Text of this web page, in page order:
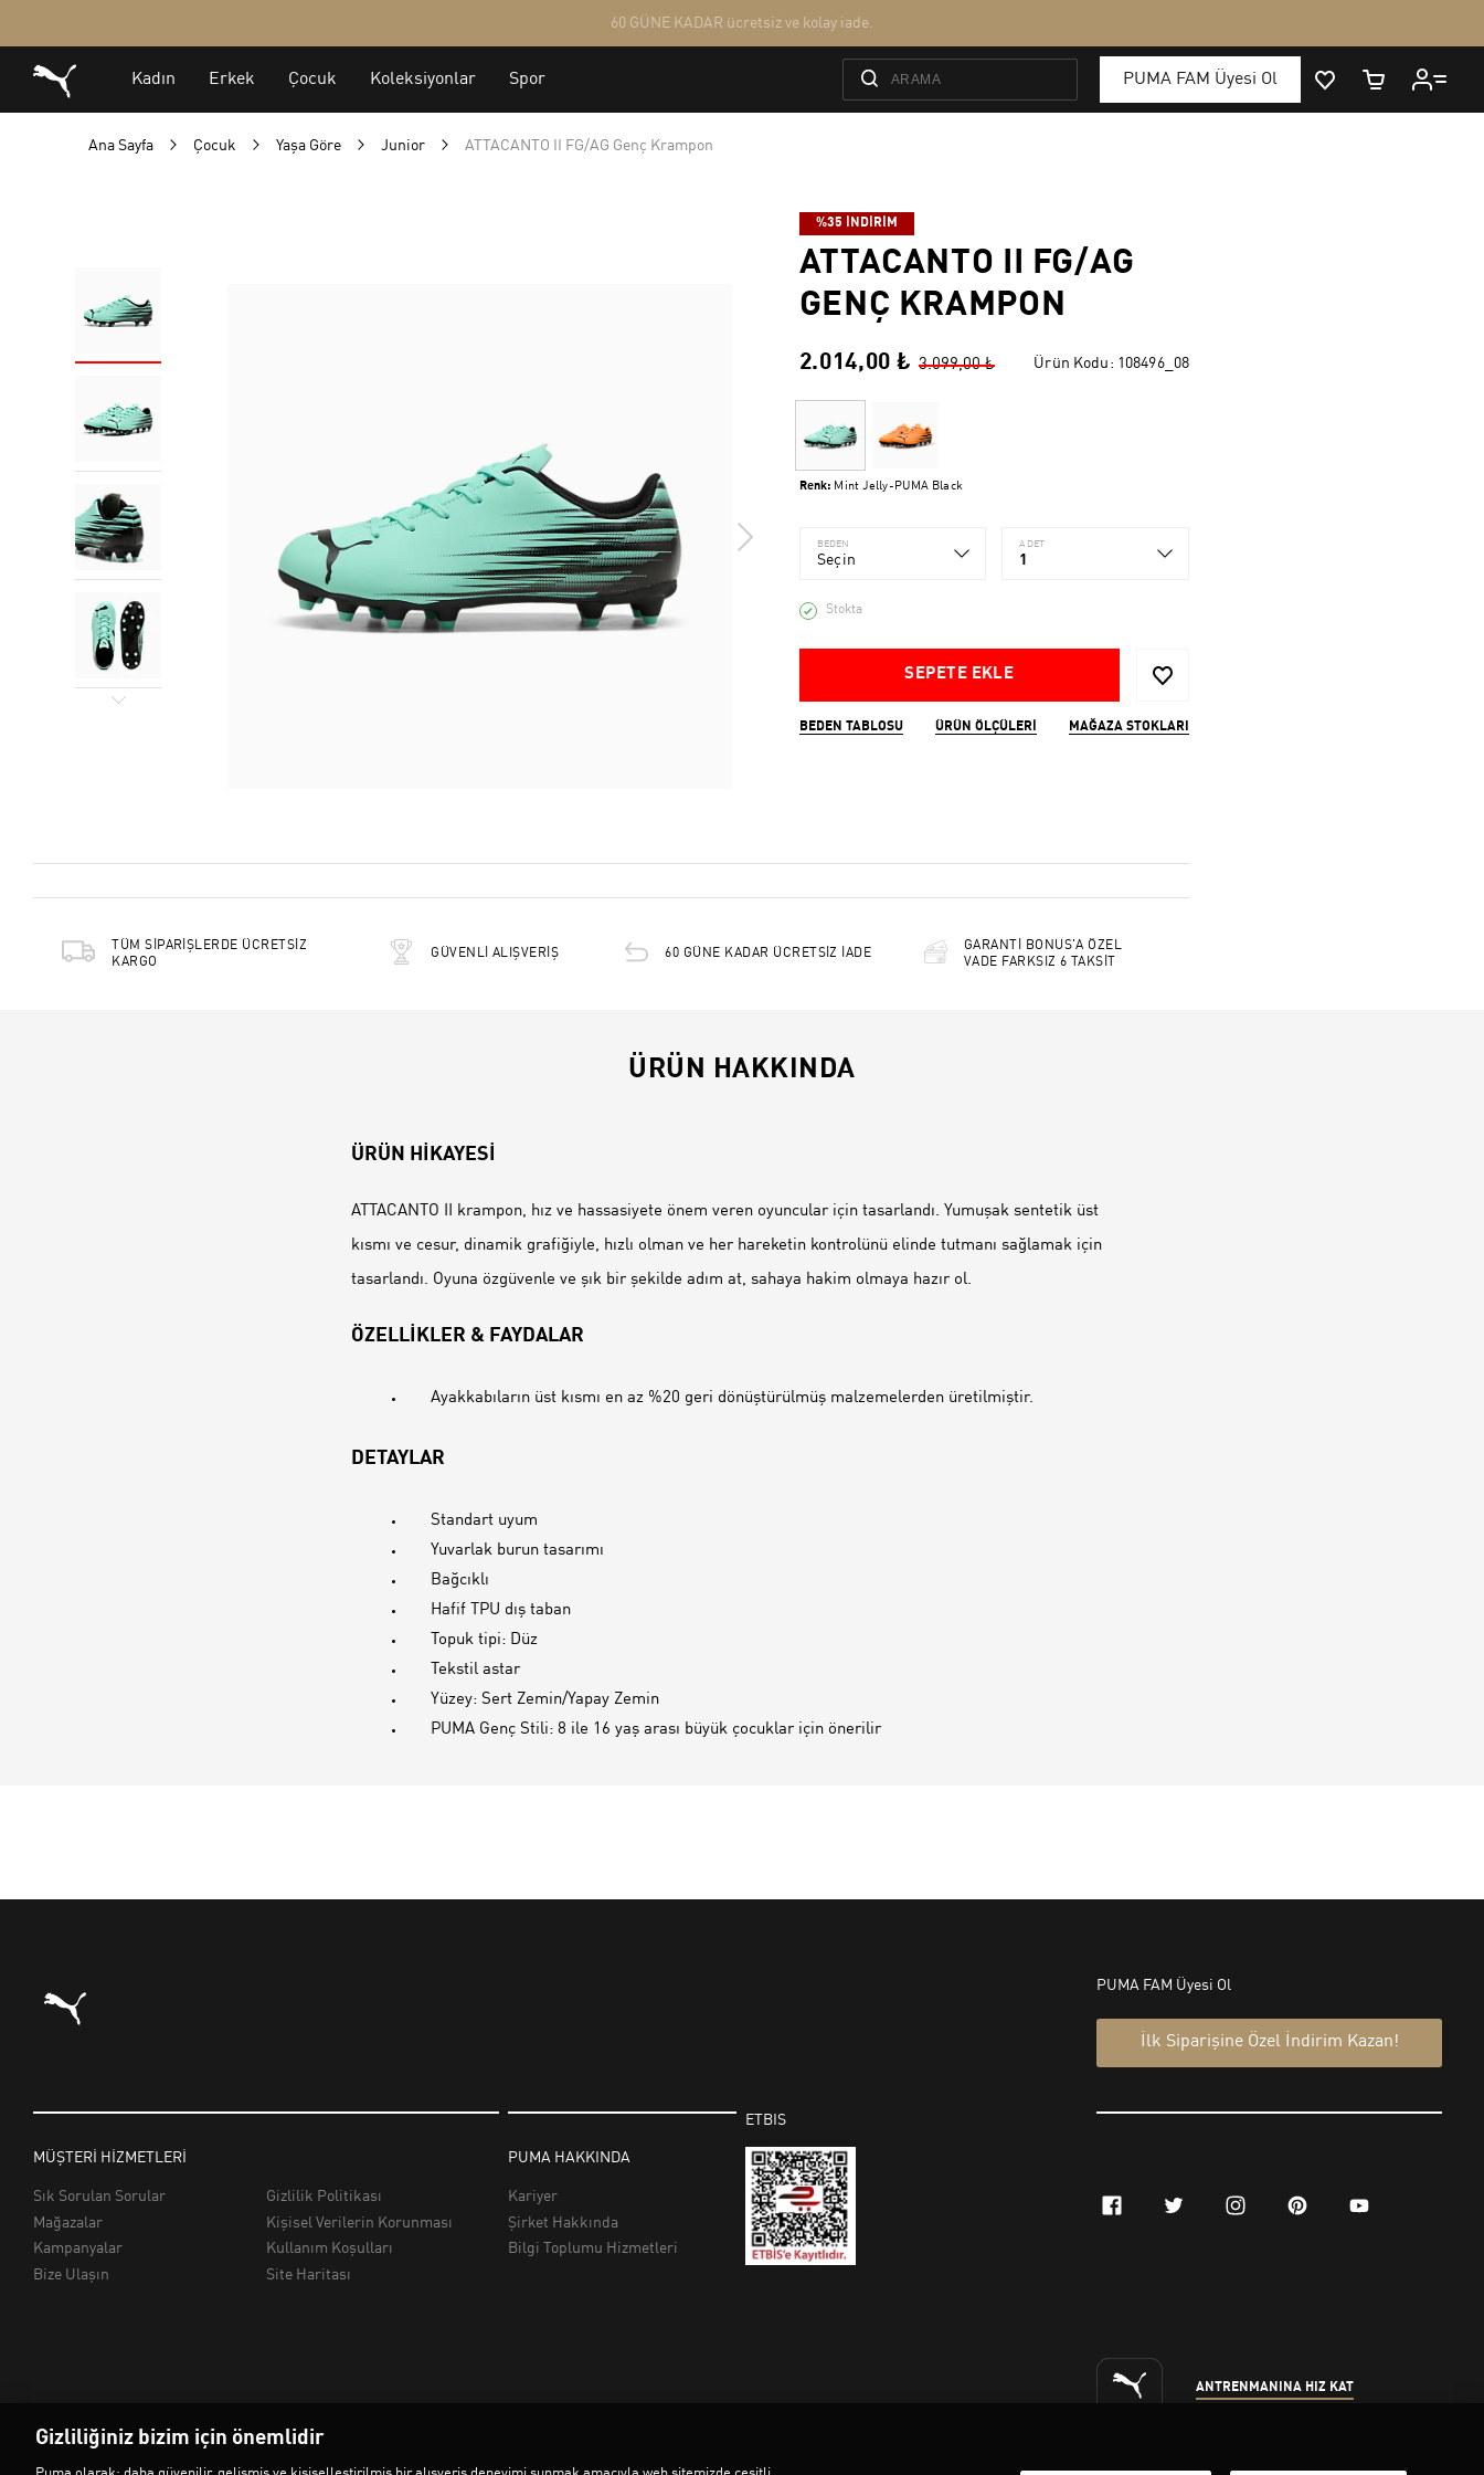
Ana Sayfa Çocuk Yaşa Göre Junior ATTACANTO II FG/AG Genç Krampon
%35 İNDİRİM
ATTACANTO II FG/AG
GENÇ KRAMPON
2.014,00 ₺ 3.099,00 ₺ Ürün Kodu: 108496_08
Renk: Mint Jelly-PUMA Black
BEDEN
Seçin
ADET
1
Stokta
SEPETE EKLE
BEDEN TABLOSU ÜRÜN ÖLÇÜLERI MAĞAZA STOKLARI
TÜM SİPARİŞLERDE ÜCRETSİZ
KARGO
GÜVENLİ ALIŞVERİŞ 60 GÜNE KADAR ÜCRETSİZ İADE
GARANTİ BONUS'A ÖZEL
VADE FARKSIZ 6 TAKSİT
ÜRÜN HAKKINDA
ÜRÜN HİKAYESİ
ATTACANTO II krampon, hız ve hassasiyete önem veren oyuncular için tasarlandı. Yumuşak sentetik üst
kısmı ve cesur, dinamik grafiğiyle, hızlı olman ve her hareketin kontrolünü elinde tutmanı sağlamak için
tasarlandı. Oyuna özgüvenle ve şık bir şekilde adım at, sahaya hakim olmaya hazır ol.
ÖZELLİKLER & FAYDALAR
Ayakkabıların üst kısmı en az %20 geri dönüştürülmüş malzemelerden üretilmiştir.
DETAYLAR
Standart uyum
Yuvarlak burun tasarımı
Bağcıklı
Hafif TPU dış taban
Topuk tipi: Düz
Tekstil astar
Yüzey: Sert Zemin/Yapay Zemin
PUMA Genç Stili: 8 ile 16 yaş arası büyük çocuklar için önerilir
Gizliliğiniz bizim için önemlidir